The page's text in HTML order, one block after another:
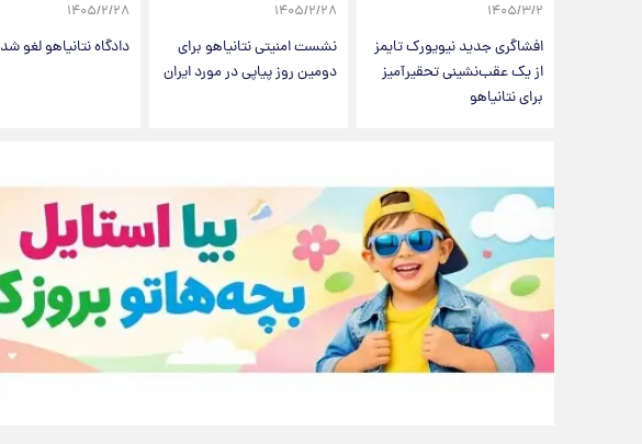
۱۴۰۵/۳/۲
افشاگری جدید نیویورک تایمز
از یک عقب‌نشینی تحقیرآمیز
برای نتانیاهو
۱۴۰۵/۲/۲۸
نشست امنیتی نتانیاهو برای
دومین روز پیاپی در مورد ایران
۱۴۰۵/۲/۲۸
دادگاه نتانیاهو لغو شد